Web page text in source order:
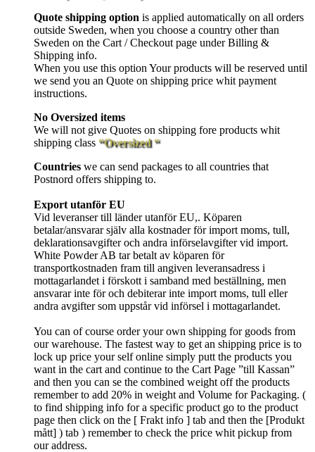
Quote shipping option is applied automatically on all orders
outside Sweden, when you choose a country other than
Sweden on the Cart / Checkout page under Billing &
Shipping info.
When you use this option Your products will be reserved until
we send you an Quote on shipping price whit payment
instructions.
No Oversized items
We will not give Quotes on shipping fore products whit
shipping class “Oversized “
Countries we can send packages to all countries that
Postnord offers shipping to.
Export utanför EU
Vid leveranser till länder utanför EU,. Köparen
betalar/ansvarar själv alla kostnader för import moms, tull,
deklarationsavgifter och andra införselavgifter vid import.
White Powder AB tar betalt av köparen för
transportkostnaden fram till angiven leveransadress i
mottagarlandet i förskott i samband med beställning, men
ansvarar inte för och debiterar inte import moms, tull eller
andra avgifter som uppstår vid införsel i mottagarlandet.
You can of course order your own shipping for goods from
our warehouse. The fastest way to get an shipping price is to
lock up price your self online simply putt the products you
want in the cart and continue to the Cart Page ”till Kassan”
and then you can se the combined weight off the products
remember to add 20% in weight and Volume for Packaging. (
to find shipping info for a specific product go to the product
page then click on the [ Frakt info ] tab and then the [Produkt
mått] ) tab ) rememberto check the price whit pickup from
our address.